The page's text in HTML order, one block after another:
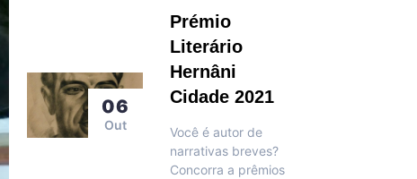
06
Out
Prémio
Literário
Hernâni
Cidade 2021
Você é autor de
narrativas breves?
Concorra a prêmios